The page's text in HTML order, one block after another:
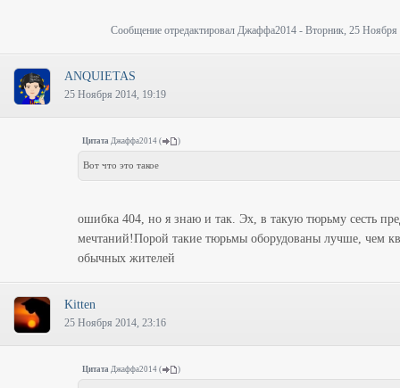
Сообщение отредактировал Джаффа2014 - Вторник, 25 Ноября
ANQUIETAS
25 Ноября 2014, 19:19
Цитата Джаффа2014 ( )
Вот что это такое
ошибка 404, но я знаю и так. Эх, в такую тюрьму сесть
мечтаний!Порой такие тюрьмы оборудованы лучше, чем
обычных жителей
Kitten
25 Ноября 2014, 23:16
Цитата Джаффа2014 ( )